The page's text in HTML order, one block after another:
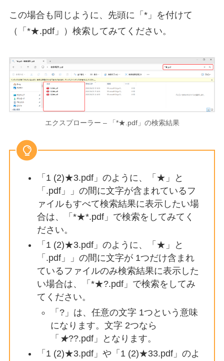
この場合も同じように、先頭に「*」を付けて
（「*★.pdf」）検索してみてください。
エクスプローラー – 「*★.pdf」の検索結果
「1 (2)★3.pdf」のように、「★」と
「.pdf」」の間に文字が含まれているフ
ァイルもすべて検索結果に表示したい場
合は、「*★*.pdf」で検索をしてみてく
ださい。
「1 (2)★3.pdf」のように、「★」と
「.pdf」」の間に文字が 1つだけ含まれ
ているファイルのみ検索結果に表示した
い場合は、「*★?.pdf」で検索をしてみ
てください。
「?」は、任意の文字 1つという意味
になります。文字 2つなら
「 ★??.pdf」となります。
「1 (2)★3.pdf」や「1 (2)★33.pdf」のよ